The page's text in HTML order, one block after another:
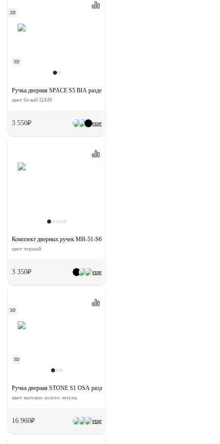
3D
3D
еще
Ручка дверная SPACE S5 BIA раздельная на квадратной розетке
цвет белый ЦАМ
3 550₽
еще
Комплект дверных ручек MH-51-S6 BL с заверткой MH-WC-S6 BL
цвет черный
3 350₽
3D
3D
еще
Ручка дверная STONE S1 OSA раздельная на круглой розетке
цвет матовое золото латунь
16 960₽